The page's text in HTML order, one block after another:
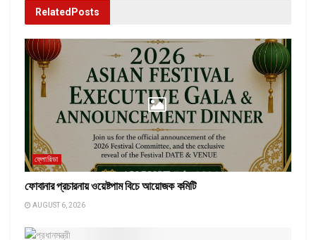
Related Posts
ফ্লোরিডা
ফোবানার প্রচারনায় ওয়েষ্টপাম বিচে আয়োজক কমিটি
AUGUST 6, 2026